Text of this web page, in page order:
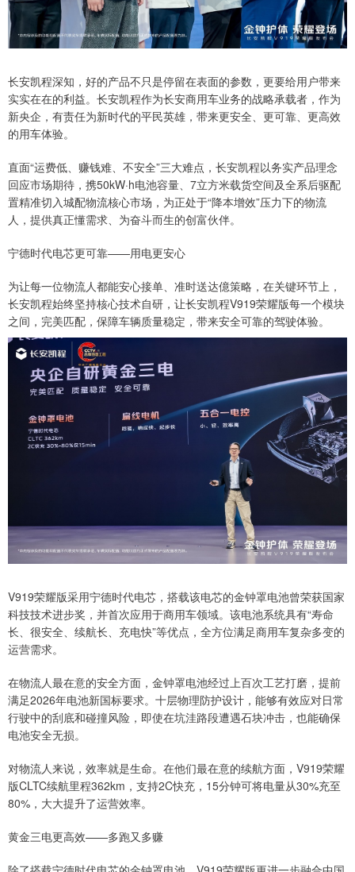
长安凯程深知，好的产品不只是停留在表面的参数，更要给用户带来
实实在在的利益。长安凯程作为长安商用车业务的战略承载者，作为
新央企，有责任为新时代的平民英雄，带来更安全、更可靠、更高效
的用车体验。
直面“运费低、赚钱难、不安全”三大难点，长安凯程以务实产品理念
回应市场期待，携50kW·h电池容量、7立方米载货空间及全系后驱配
置精准切入城配物流核心市场，为正处于“降本增效”压力下的物流
人，提供真正懂需求、为奋斗而生的创富伙伴。
宁德时代电芯更可靠——用电更安心
为让每一位物流人都能安心接单、准时送达億策略，在关键环节上，
长安凯程始终坚持核心技术自研，让长安凯程V919荣耀版每一个模块
之间，完美匹配，保障车辆质量稳定，带来安全可靠的驾驶体验。
V919荣耀版采用宁德时代电芯，搭载该电芯的金钟罩电池曾荣获国家
科技技术进步奖，并首次应用于商用车领域。该电池系统具有“寿命
长、很安全、续航长、充电快”等优点，全方位满足商用车复杂多变的
运营需求。
在物流人最在意的安全方面，金钟罩电池经过上百次工艺打磨，提前
满足2026年电池新国标要求。十层物理防护设计，能够有效应对日常
行驶中的刮底和碰撞风险，即使在坑洼路段遭遇石块冲击，也能确保
电池安全无损。
对物流人来说，效率就是生命。在他们最在意的续航方面，V919荣耀
版CLTC续航里程362km，支持2C快充，15分钟可将电量从30%充至
80%，大大提升了运营效率。
黄金三电更高效——多跑又多赚